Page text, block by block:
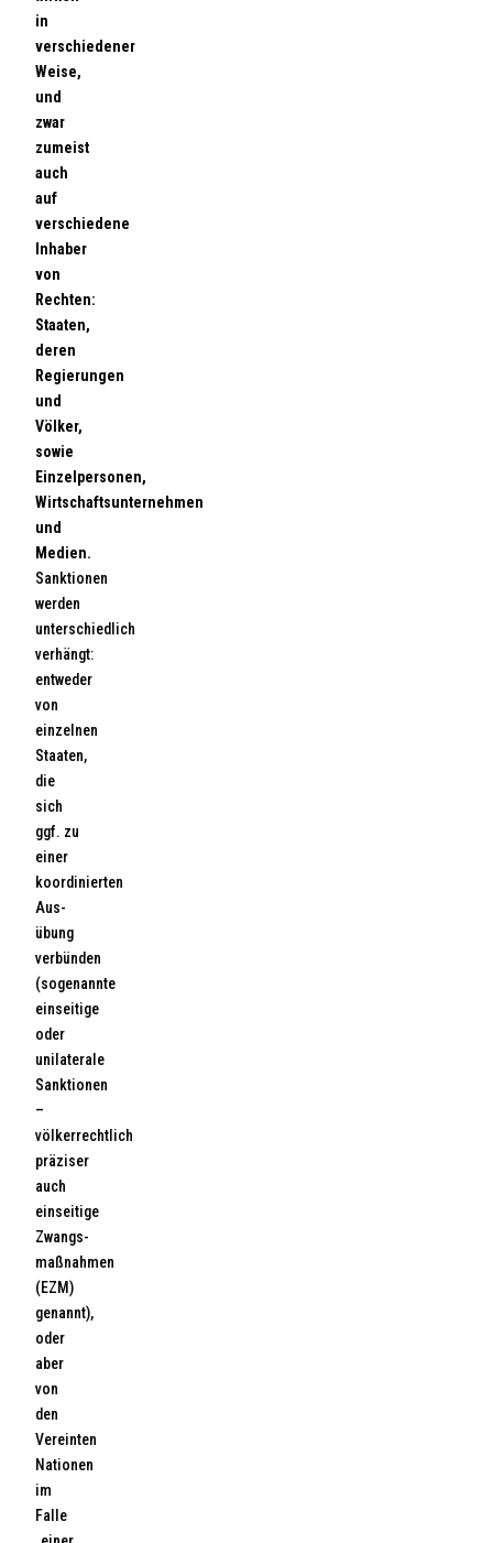
in
verschiedener
Weise,
und
zwar
zumeist
auch
auf
verschiedene
Inhaber
von
Rechten:
Staaten,
deren
Regierungen
und
Völker,
sowie
Einzelpersonen,
Wirtschaftsunternehmen
und
Medien.
Sanktionen
werden
unterschiedlich
verhängt:
entweder
von
einzelnen
Staaten,
die
sich
ggf. zu
einer
koordinierten
Aus-
übung
verbünden
(sogenannte
einseitige
oder
unilaterale
Sanktionen
–
völkerrechtlich
präziser
auch
einseitige
Zwangs-
maßnahmen
(EZM)
genannt),
oder
aber
von
den
Vereinten
Nationen
im
Falle